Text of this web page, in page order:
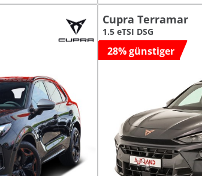
Cupra Terramar
1.5 eTSI DSG
28% günstiger